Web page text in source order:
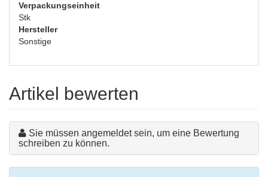
Verpackungseinheit
Stk
Hersteller
Sonstige
Artikel bewerten
Sie müssen angemeldet sein, um eine Bewertung
schreiben zu können.